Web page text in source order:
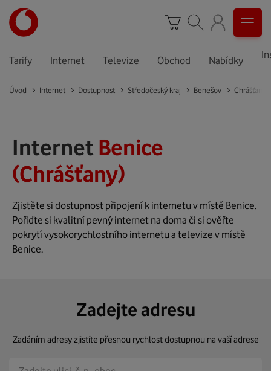
Tarify Internet Televize Obchod Nabídky
Úvod Internet Dostupnost Středočeský kraj Benešov Chrášťany
Internet Benice
(Chrášťany)
Zjistěte si dostupnost připojení k internetu v místě Benice.
Pořiďte si kvalitní pevný internet na doma či si ověřte
pokrytí vysokorychlostního internetu a televize v místě
Benice.
Zadejte adresu
Zadáním adresy zjistíte přesnou rychlost dostupnou na vaší adrese